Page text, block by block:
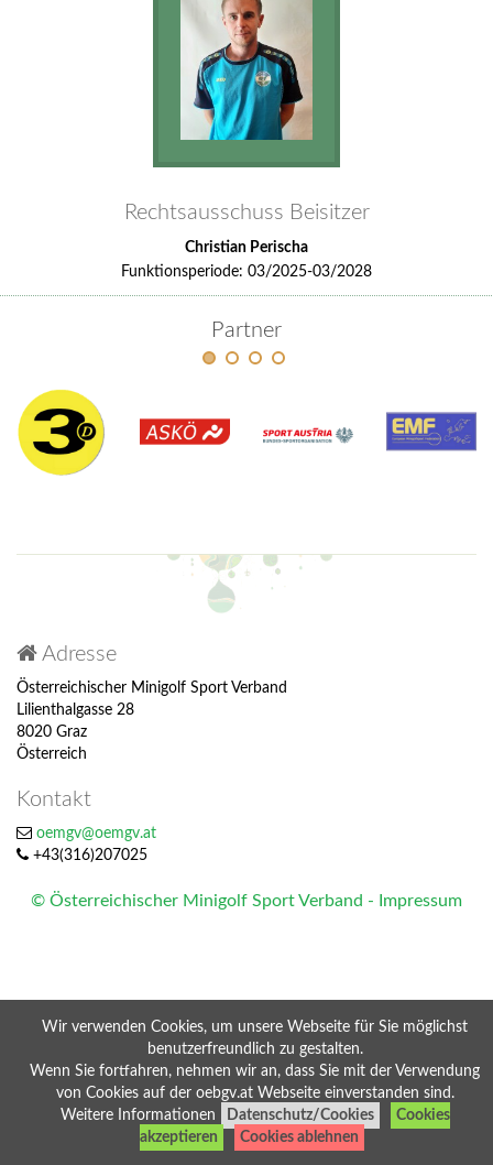
Wir verwenden Cookies, um unsere Webseite für Sie möglichst
benutzerfreundlich zu gestalten.
Wenn Sie fortfahren, nehmen wir an, dass Sie mit der Verwendung
von Cookies auf der oebgv.at Webseite einverstanden sind.
Weitere Informationen
Datenschutz/Cookies
Cookies
akzeptieren
Cookies ablehnen
Rechtsausschuss Beisitzer
Christian Perischa
Funktionsperiode: 03/2025-03/2028
Partner
Adresse
Österreichischer Minigolf Sport Verband
Lilienthalgasse 28
8020 Graz
Österreich
Kontakt
oemgv@oemgv.at
+43(316)207025
© Österreichischer Minigolf Sport Verband - Impressum